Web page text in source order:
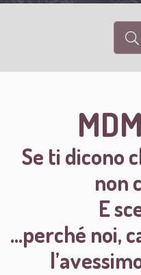
Se ti dicono
non
E
...perché noi,